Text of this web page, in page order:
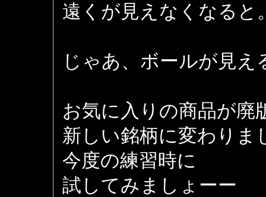
遠くが見えなくなると
じゃあ、ボールが見え
お気に入りの商品が廃
新しい銘柄に変わりま
今度の練習時に
試してみましょーー